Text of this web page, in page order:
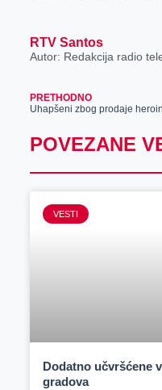
RTV Santos
Autor: Redakcija radio
PRETHODNO
Uhapšeni zbog prodaje
POVEZANE
VESTI
Dodatno učvršćene
gradova